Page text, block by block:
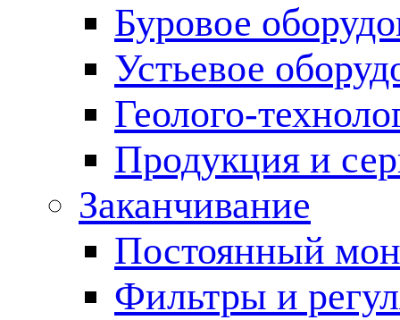
Буровое
Устьевое
Геолого-
Продукция и
Заканчивание
Постоянный
Фильтры и